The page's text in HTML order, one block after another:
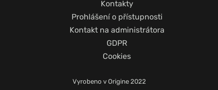
Kontakty
Prohlášení o přístupnosti
Kontakt na administrátora
GDPR
Cookies
Vyrobeno v Origine2022